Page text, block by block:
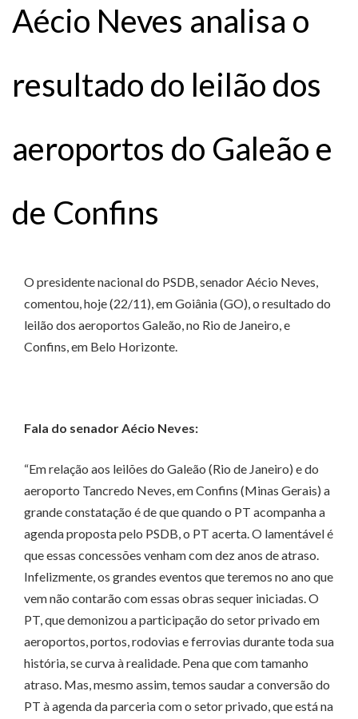
Aécio Neves analisa o
resultado do leilão dos
aeroportos do Galeão e
de Confins
O presidente nacional do PSDB, senador Aécio Neves,
comentou, hoje (22/11), em Goiânia (GO), o resultado do
leilão dos aeroportos Galeão, no Rio de Janeiro, e
Confins, em Belo Horizonte.
Fala do senador Aécio Neves:
“Em relação aos leilões do Galeão (Rio de Janeiro) e do
aeroporto Tancredo Neves, em Confins (Minas Gerais) a
grande constatação é de que quando o PT acompanha a
agenda proposta pelo PSDB, o PT acerta. O lamentável é
que essas concessões venham com dez anos de atraso.
Infelizmente, os grandes eventos que teremos no ano que
vem não contarão com essas obras sequer iniciadas. O
PT, que demonizou a participação do setor privado em
aeroportos, portos, rodovias e ferrovias durante toda sua
história, se curva à realidade. Pena que com tamanho
atraso. Mas, mesmo assim, temos saudar a conversão do
PT à agenda da parceria com o setor privado, que está na